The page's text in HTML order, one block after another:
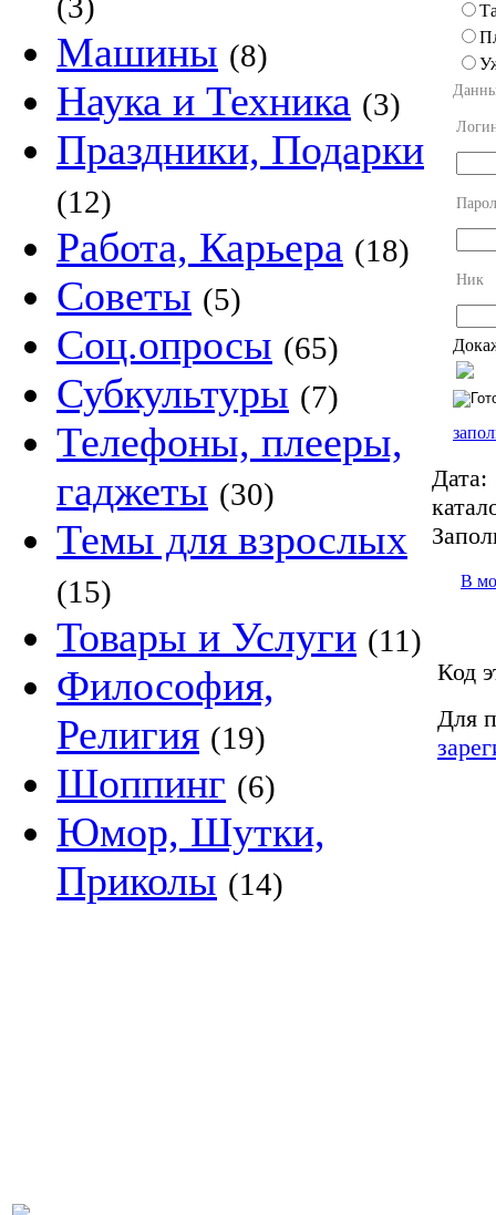
Машины (8)
Наука и Техника (3)
Праздники, Подарки
(12)
Работа, Карьера (18)
Советы (5)
Соц.опросы (65)
Субкультуры (7)
Телефоны, плееры,
гаджеты (30)
Темы для взрослых
(15)
Товары и Услуги (11)
Философия,
Религия (19)
Шоппинг (6)
Юмор, Шутки,
Приколы (14)
Ник
Дата:
В
Код
Для